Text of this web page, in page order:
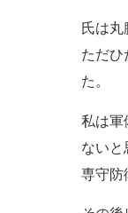
氏は丸
ただ
た。
私は軍
ないと
専守防